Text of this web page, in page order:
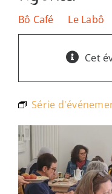
Ressources
Nous trouver
Bô Café Le Labô
Cet
Série